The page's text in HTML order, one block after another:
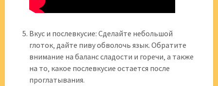
Вкус и послевкусие: Сделайте небольшой
глоток‚ дайте пиву обволочь язык. Обратите
внимание на баланс сладости и горечи‚ а также
на то‚ какое послевкусие остается после
проглатывания.